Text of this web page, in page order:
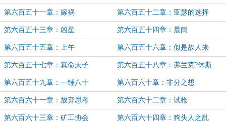
第六百五十一章：嫁祸 第六百五十二章：亚瑟的选择
第六百五十三章：凶星 第六百五十四章：晨间
第六百五十五章：上午 第六百五十六章：似是故人来
第六百五十七章：真命天子 第六百五十八章：弗兰克?休斯
第六百五十九章：一锤八十 第六百六十章：非分之想
第六百六十一章：放弃思考 第六百六十二章：试枪
第六百六十三章：矿工协会 第六百六十四章：狗头人之乱